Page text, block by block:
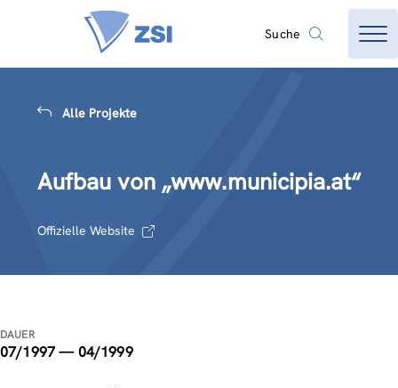
Suche
Alle Projekte
Aufbau von „www.municipia.at“
Offizielle Website
DAUER
07/1997 — 04/1999